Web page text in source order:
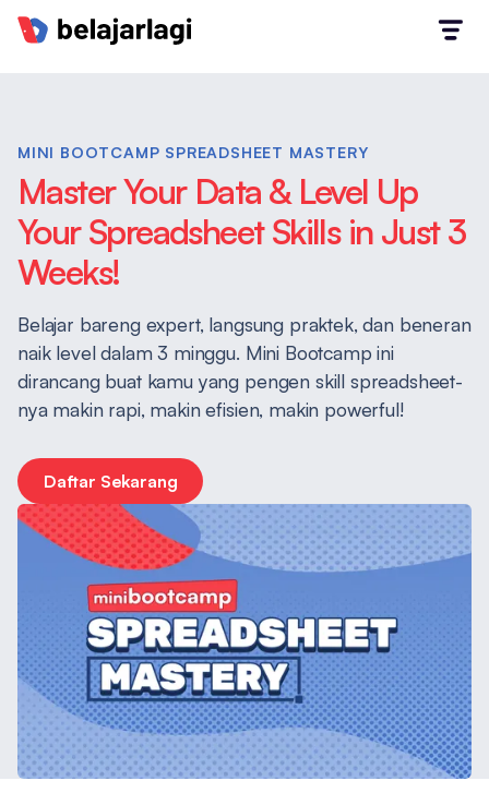
MINI BOOTCAMP SPREADSHEET MASTERY
Master Your Data & Level Up
Your Spreadsheet Skills in Just 3
Weeks!
Belajar bareng expert, langsung praktek, dan beneran
naik level dalam 3 minggu. Mini Bootcamp ini
dirancang buat kamu yang pengen skill spreadsheet-
nya makin rapi, makin efisien, makin powerful!
Daftar Sekarang